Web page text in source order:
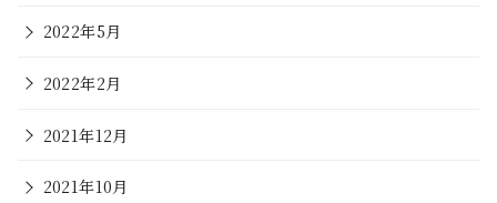
2022年5月
2022年2月
2021年12月
2021年10月